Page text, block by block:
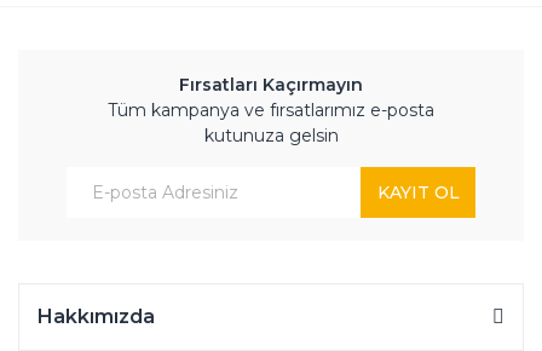
Fırsatları Kaçırmayın
Tüm kampanya ve fırsatlarımız e-posta
kutunuza gelsin
KAYIT OL
Hakkımızda